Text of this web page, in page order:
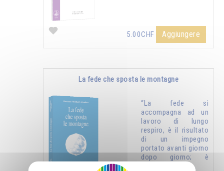
5.00CHF Aggiungere
La fede che sposta le montagne
“La fede si
accompagna ad un
lavoro di lungo
respiro, è il risultato
di un impegno
portato avanti giorno
dopo giorno; è
qualche cosa di …